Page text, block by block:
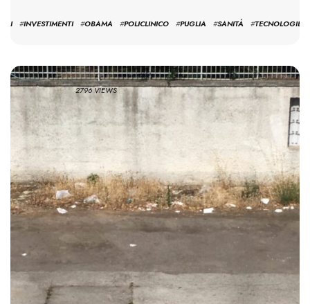
#INVESTIMENTI #OBAMA #POLICLINICO #PUGLIA #SANITÀ #TECNOLOGIE
2796 VIEWS